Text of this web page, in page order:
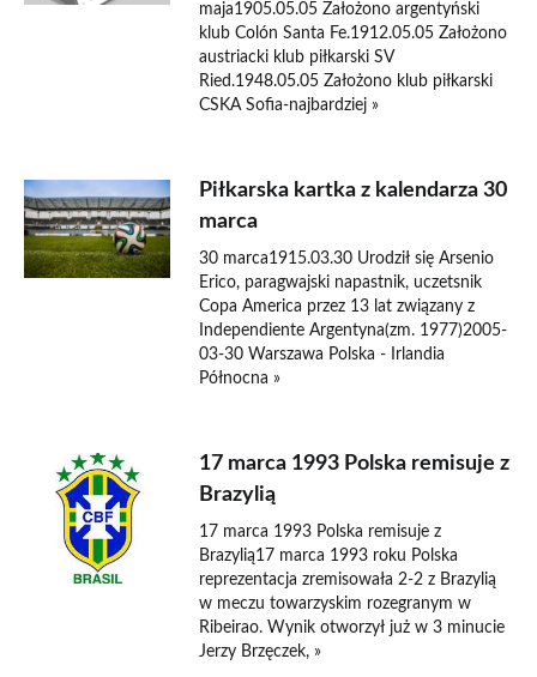
maja1905.05.05 Założono argentyński
klub Colón Santa Fe.1912.05.05 Założono
austriacki klub piłkarski SV
Ried.1948.05.05 Założono klub piłkarski
CSKA Sofia-najbardziej »
Piłkarska kartka z kalendarza 30
marca
30 marca1915.03.30 Urodził się Arsenio
Erico, paragwajski napastnik, uczetsnik
Copa America przez 13 lat związany z
Independiente Argentyna(zm. 1977)2005-
03-30 Warszawa Polska - Irlandia
Północna »
17 marca 1993 Polska remisuje z
Brazylią
17 marca 1993 Polska remisuje z
Brazylią17 marca 1993 roku Polska
reprezentacja zremisowała 2-2 z Brazylią
w meczu towarzyskim rozegranym w
Ribeirao. Wynik otworzył już w 3 minucie
Jerzy Brzęczek, »